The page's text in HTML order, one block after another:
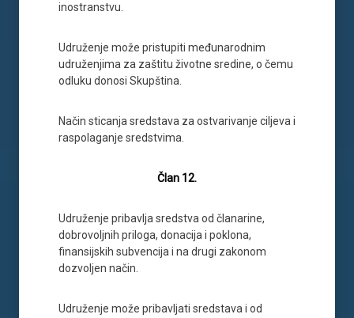
inostranstvu.
Udruženje može pristupiti međunarodnim
udruženjima za zaštitu životne sredine, o čemu
odluku donosi Skupština.
Način sticanja sredstava za ostvarivanje ciljeva i
raspolaganje sredstvima.
Član 12.
Udruženje pribavlja sredstva od članarine,
dobrovoljnih priloga, donacija i poklona,
finansijskih subvencija i na drugi zakonom
dozvoljen način.
Udruženje može pribavljati sredstava i od